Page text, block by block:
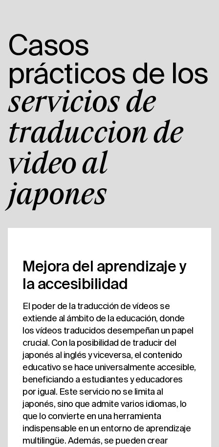
Casos
prácticos de los
servicios de
traducción de
vídeo al
japonés
Mejora del aprendizaje y
la accesibilidad
El poder de la traducción de vídeos se
extiende al ámbito de la educación, donde
los vídeos traducidos desempeñan un papel
crucial. Con la posibilidad de traducir del
japonés al inglés y viceversa, el contenido
educativo se hace universalmente accesible,
beneficiando a estudiantes y educadores
por igual. Este servicio no se limita al
japonés, sino que admite varios idiomas, lo
que lo convierte en una herramienta
indispensable en un entorno de aprendizaje
multilingüe. Además, se pueden crear